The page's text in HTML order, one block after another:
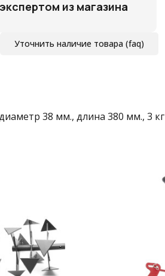
экспертом из магазина
Уточнить наличие товара (faq)
38 мм., длина 380 мм., 3 кг